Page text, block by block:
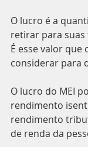
O lucro é a
retirar para suas
É esse valor que
considerar para
O lucro do MEI
rendimento
rendimento
de renda da